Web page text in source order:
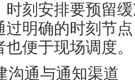
时刻安排要预留
过明确的时刻节
便于现场调度。
沟通与通知渠道